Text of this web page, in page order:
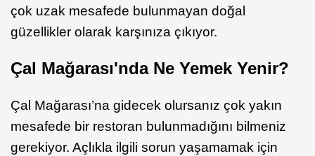
çok uzak mesafede bulunmayan doğal
güzellikler olarak karşınıza çıkıyor.
Çal Mağarası'nda Ne Yemek Yenir?
Çal Mağarası’na gidecek olursanız çok yakın
mesafede bir restoran bulunmadığını bilmeniz
gerekiyor. Açlıkla ilgili sorun yaşamamak için